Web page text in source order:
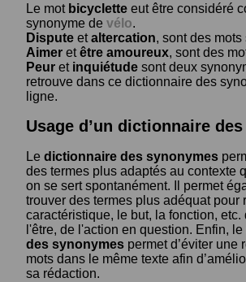
Le mot bicyclette eut être considéré
synonyme de vélo.
Dispute etaltercation, sont des
Aimer etêtre amoureux, sont des
Peur et inquiétude sont deux
retrouve dans ce dictionnaire des
ligne.
Usage d’un dictionnaire
Le dictionnaire des synonymes
des termes plus adaptés au contexte
on se sert spontanément. Il permet
trouver des termes plus adéquat pour
caractéristique, le but, la fonction, etc.
l'être, de l'action en question. Enfin, le
des synonymes permet d’éviter une
mots dans le même texte afin
sa rédaction.